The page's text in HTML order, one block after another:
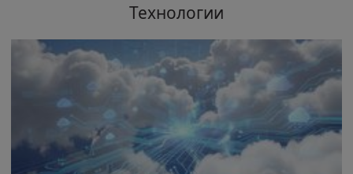
Технологии